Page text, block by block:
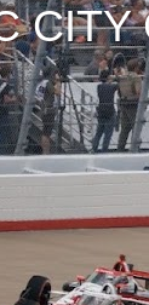
CITY